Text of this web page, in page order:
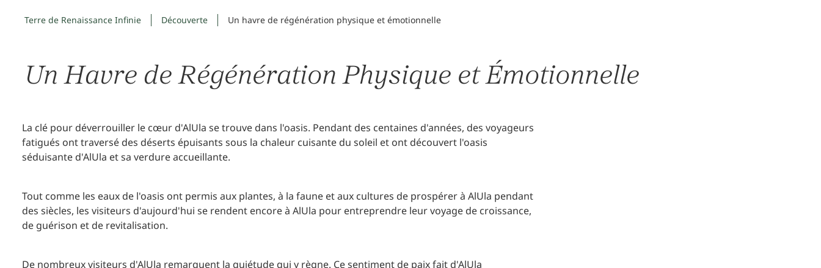
Terre de Renaissance Infinie Découverte Un havre de régénération physique et émotionnelle
Un Havre de Régénération Physique et Émotionnelle
La clé pour déverrouiller le cœur d'AlUla se trouve dans l'oasis. Pendant des centaines d'années, des voyageurs
fatigués ont traversé des déserts épuisants sous la chaleur cuisante du soleil et ont découvert l'oasis
séduisante d'AlUla et sa verdure accueillante.
Tout comme les eaux de l'oasis ont permis aux plantes, à la faune et aux cultures de prospérer à AlUla pendant
des siècles, les visiteurs d'aujourd'hui se rendent encore à AlUla pour entreprendre leur voyage de croissance,
de guérison et de revitalisation.
De nombreux visiteurs d'AlUla remarquent la quiétude qui y règne. Ce sentiment de paix fait d'AlUla